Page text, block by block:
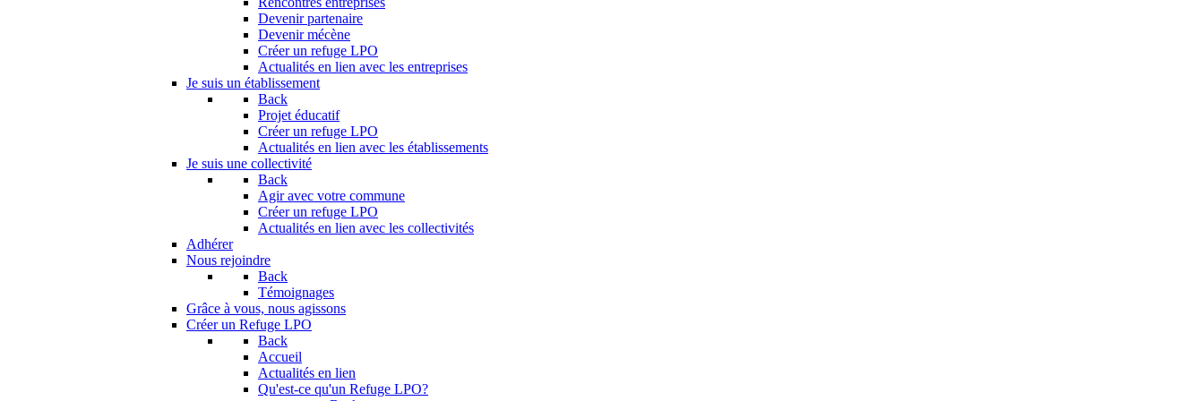
Devenir partenaire
Devenir mécène
Créer un refuge LPO
Actualités en lien avec les entreprises
Je suis un établissement
Back
Projet éducatif
Créer un refuge LPO
Actualités en lien avec les établissements
Je suis une collectivité
Back
Agir avec votre commune
Créer un refuge LPO
Actualités en lien avec les collectivités
Adhérer
Nous rejoindre
Back
Témoignages
Grâce à vous, nous agissons
Créer un Refuge LPO
Back
Accueil
Actualités en lien
Qu'est-ce qu'un Refuge LPO?